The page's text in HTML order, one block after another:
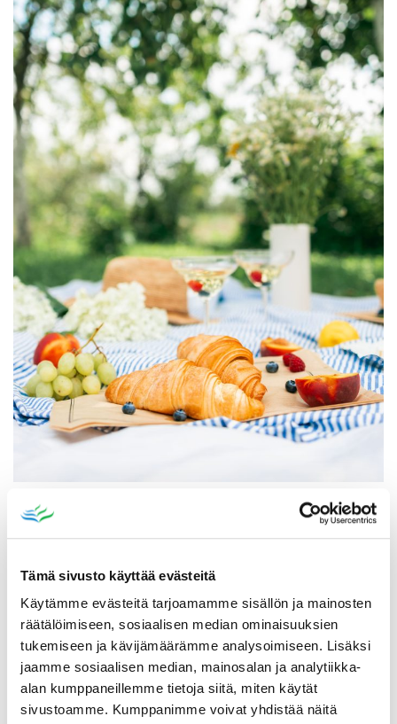
Tämä sivusto käyttää evästeitä
Käytämme evästeitä tarjoamamme sisällön ja mainosten
räätälöimiseen, sosiaalisen median ominaisuuksien
tukemiseen ja kävijämäärämme analysoimiseen. Lisäksi
jaamme sosiaalisen median, mainosalan ja analytiikka-
alan kumppaneillemme tietoja siitä, miten käytät
sivustoamme. Kumppanimme voivat yhdistää näitä
Katso myös